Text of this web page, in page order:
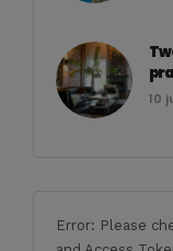
10
Error: Please